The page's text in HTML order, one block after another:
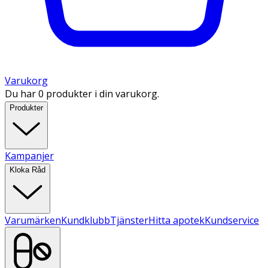
Varukorg
Du har 0 produkter i din varukorg.
Produkter
Kampanjer
Kloka Råd
VarumärkenKundklubbTjänsterHitta apotekKundservice